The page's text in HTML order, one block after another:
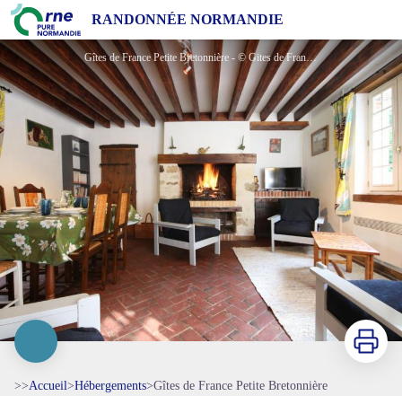
RANDONNÉE NORMANDIE
Gîtes de France Petite Bretonnière
Gîtes de France Petite Bretonnière - © Gites de France Orne
Imprimer
>>Accueil>Hébergements>Gîtes de France Petite Bretonnière